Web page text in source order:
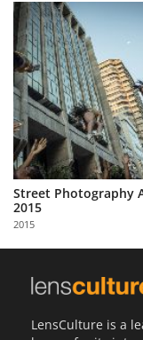
Street Photography
2015
2015
LensCulture is a